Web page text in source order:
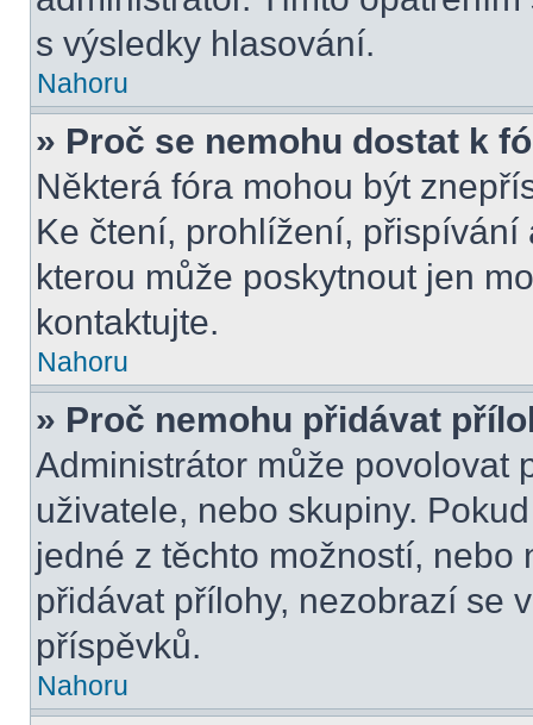
s výsledky hlasování.
Nahoru
» Proč se nemohu dostat k
Některá fóra mohou být
Ke čtení, prohlížení,
kterou může poskytnout jen
kontaktujte.
Nahoru
» Proč nemohu přidávat
Administrátor může povolovat
uživatele, nebo skupiny.
jedné z těchto možností,
přidávat přílohy, nezobrazí se
příspěvků.
Nahoru